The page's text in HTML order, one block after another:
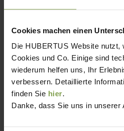
Cookies machen einen
Die HUBERTUS Website nutzt,
Cookies und Co. Einige sind
wiederum helfen uns, Ihr
verbessern. Detaillierte
finden Sie hier.
Danke, dass Sie uns in unserer